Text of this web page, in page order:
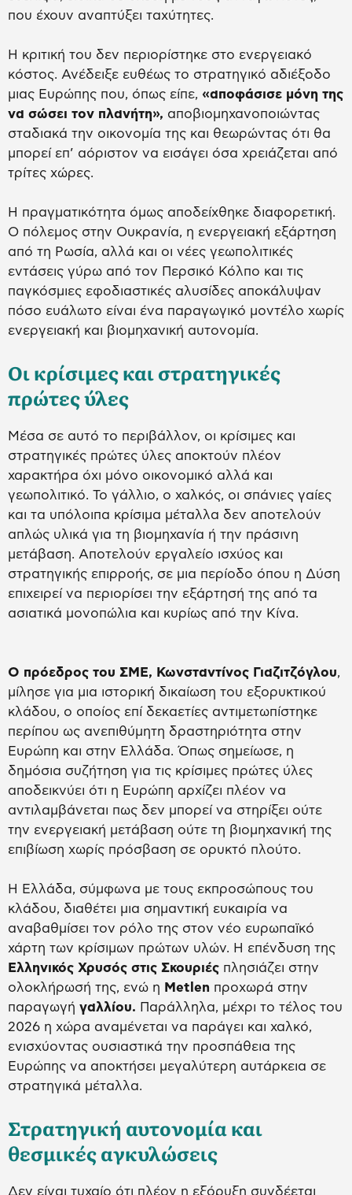
που έχουν αναπτύξει ταχύτητες.
Η κριτική του δεν περιορίστηκε στο ενεργειακό
κόστος. Ανέδειξε ευθέως το στρατηγικό αδιέξοδο
μιας Ευρώπης που, όπως είπε, «αποφάσισε μόνη της
να σώσει τον πλανήτη», αποβιομηχανοποιώντας
σταδιακά την οικονομία της και θεωρώντας ότι θα
μπορεί επ’ αόριστον να εισάγει όσα χρειάζεται από
τρίτες χώρες.
Η πραγματικότητα όμως αποδείχθηκε διαφορετική.
Ο πόλεμος στην Ουκρανία, η ενεργειακή εξάρτηση
από τη Ρωσία, αλλά και οι νέες γεωπολιτικές
εντάσεις γύρω από τον Περσικό Κόλπο και τις
παγκόσμιες εφοδιαστικές αλυσίδες αποκάλυψαν
πόσο ευάλωτο είναι ένα παραγωγικό μοντέλο χωρίς
ενεργειακή και βιομηχανική αυτονομία.
Οι κρίσιμες και στρατηγικές
πρώτες ύλες
Μέσα σε αυτό το περιβάλλον, οι κρίσιμες και
στρατηγικές πρώτες ύλες αποκτούν πλέον
χαρακτήρα όχι μόνο οικονομικό αλλά και
γεωπολιτικό. Το γάλλιο, ο χαλκός, οι σπάνιες γαίες
και τα υπόλοιπα κρίσιμα μέταλλα δεν αποτελούν
απλώς υλικά για τη βιομηχανία ή την πράσινη
μετάβαση. Αποτελούν εργαλείο ισχύος και
στρατηγικής επιρροής, σε μια περίοδο όπου η Δύση
επιχειρεί να περιορίσει την εξάρτησή της από τα
ασιατικά μονοπώλια και κυρίως από την Κίνα.
Ο πρόεδρος του ΣΜΕ, Κωνσταντίνος Γιαζιτζόγλου,
μίλησε για μια ιστορική δικαίωση του εξορυκτικού
κλάδου, ο οποίος επί δεκαετίες αντιμετωπίστηκε
περίπου ως ανεπιθύμητη δραστηριότητα στην
Ευρώπη και στην Ελλάδα. Όπως σημείωσε, η
δημόσια συζήτηση για τις κρίσιμες πρώτες ύλες
αποδεικνύει ότι η Ευρώπη αρχίζει πλέον να
αντιλαμβάνεται πως δεν μπορεί να στηρίξει ούτε
την ενεργειακή μετάβαση ούτε τη βιομηχανική της
επιβίωση χωρίς πρόσβαση σε ορυκτό πλούτο.
Η Ελλάδα, σύμφωνα με τους εκπροσώπους του
κλάδου, διαθέτει μια σημαντική ευκαιρία να
αναβαθμίσει τον ρόλο της στον νέο ευρωπαϊκό
χάρτη των κρίσιμων πρώτων υλών. Η επένδυση της
Ελληνικός Χρυσός στις Σκουριές πλησιάζει στην
ολοκλήρωσή της, ενώ η Metlen προχωρά στην
παραγωγή γαλλίου. Παράλληλα, μέχρι το τέλος του
2026 η χώρα αναμένεται να παράγει και χαλκό,
ενισχύοντας ουσιαστικά την προσπάθεια της
Ευρώπης να αποκτήσει μεγαλύτερη αυτάρκεια σε
στρατηγικά μέταλλα.
Στρατηγική αυτονομία και
θεσμικές αγκυλώσεις
Δεν είναι τυχαίο ότι πλέον η εξόρυξη συνδέεται